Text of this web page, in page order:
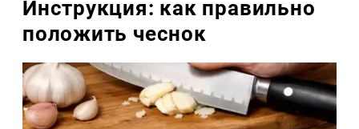
Инструкция: как правильно
положить чеснок